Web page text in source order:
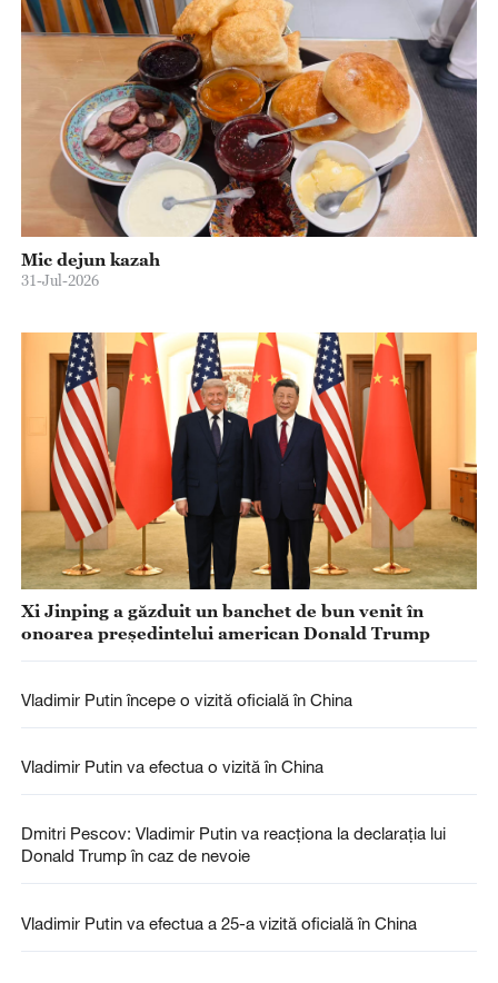
Mic dejun kazah
31-Jul-2026
Xi Jinping a găzduit un banchet de bun venit în
onoarea președintelui american Donald Trump
Vladimir Putin începe o vizită oficială în China
Vladimir Putin va efectua o vizită în China
Dmitri Pescov: Vladimir Putin va reacționa la declarația lui
Donald Trump în caz de nevoie
Vladimir Putin va efectua a 25-a vizită oficială în China